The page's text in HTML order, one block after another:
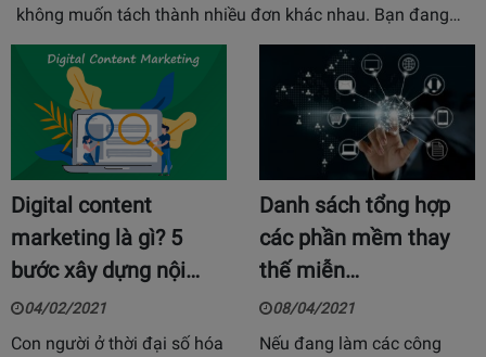
không muốn tách thành nhiều đơn khác nhau. Bạn đang…
Digital content
marketing là gì? 5
bước xây dựng nội…
04/02/2021
Con người ở thời đại số hóa
Danh sách tổng hợp
các phần mềm thay
thế miễn…
08/04/2021
Nếu đang làm các công